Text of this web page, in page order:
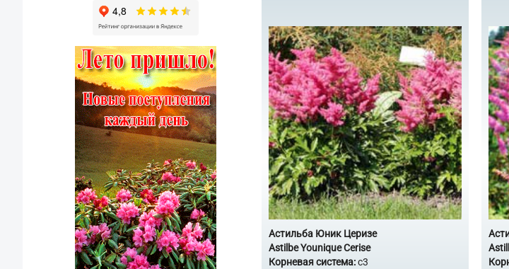
Астильба Юник Церизе
Astilbe Younique Cerise
Корневая система:с3